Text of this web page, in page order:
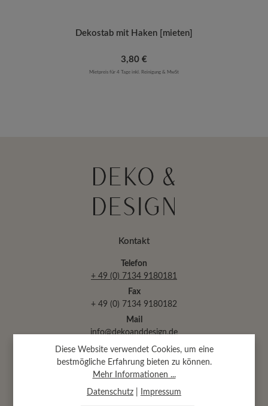
Dekostab mit Haken [mieten]
Regulärer Preis:
3,80 €
Mietpreis für 4 Tage inkl. Reinigung & MwSt
Kontakt
Telefon
+ 49 (0) 7134 9180181
Fax
+ 49 (0) 7134 9180182
Mail
info@dekoanddesign.de
Abtsäckerstr. 30 · 74189 Weinsberg
(bei Heilbronn)
Diese Website verwendet Cookies, um eine
bestmögliche Erfahrung bieten zu können.
Mehr Informationen ...
Datenschutz Impressum